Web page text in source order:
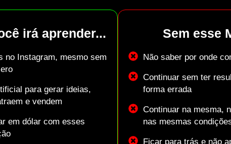
irá aprender...
no Instagram, mesmo sem
para gerar ideias,
e vendem
em dólar com esses
Sem esse
Não saber por onde
Continuar sem ter
forma errada
Continuar na mesma,
nas mesmas
Ficar para trás e não